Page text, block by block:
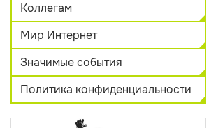
Коллегам
Мир Интернет
Значимые события
Политика конфиденциальности